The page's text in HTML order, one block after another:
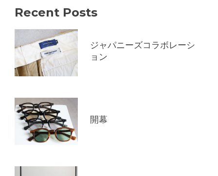
Recent Posts
ジャパニーズコラボレーシ
ョン
開幕